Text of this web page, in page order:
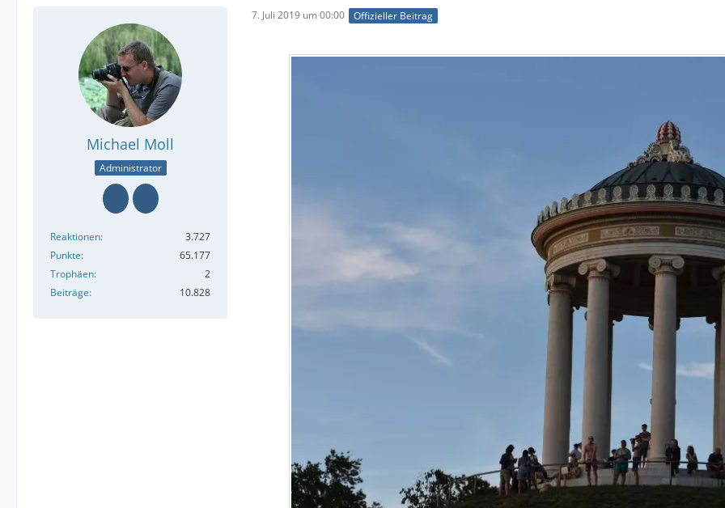
Michael Moll
Administrator
Reaktionen
3.727
Punkte
65.177
Trophäen
2
Beiträge
10.828
7. Juli 2019 um 00:00 Offizieller Beitrag